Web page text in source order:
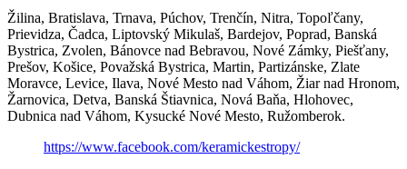
Žilina, Bratislava, Trnava, Púchov, Trenčín, Nitra, Topoľčany,
Prievidza, Čadca, Liptovský Mikulaš, Bardejov, Poprad, Banská
Bystrica, Zvolen, Bánovce nad Bebravou, Nové Zámky, Piešťany,
Prešov, Košice, Považská Bystrica, Martin, Partizánske, Zlate
Moravce, Levice, Ilava, Nové Mesto nad Váhom, Žiar nad Hronom,
Žarnovica, Detva, Banská Štiavnica, Nová Baňa, Hlohovec,
Dubnica nad Váhom, Kysucké Nové Mesto, Ružomberok.
https://www.facebook.com/keramickestropy/